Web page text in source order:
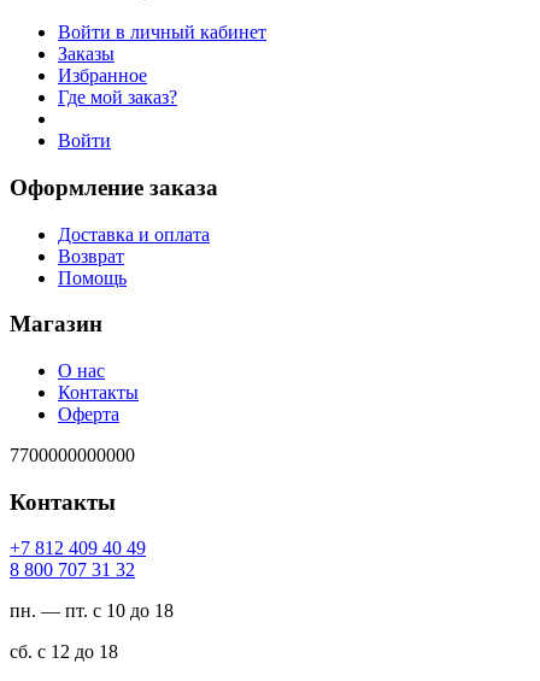
Войти в личный кабинет
Заказы
Избранное
Где мой заказ?
Войти
Оформление заказа
Доставка и оплата
Возврат
Помощь
Магазин
О нас
Контакты
Оферта
7700000000000
Контакты
94 04 904 218 7+
23 13 707 008 8
пн. — пт. с 10 до 18
сб. с 12 до 18